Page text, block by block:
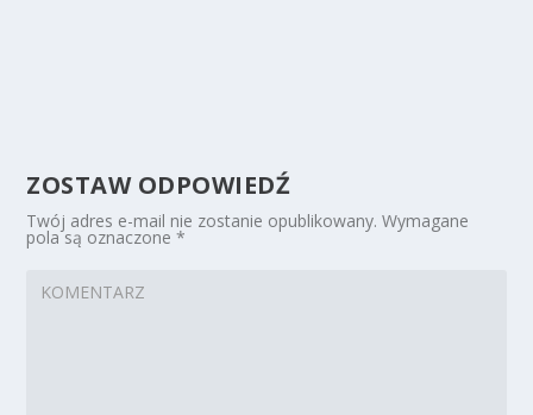
ZOSTAW ODPOWIEDŹ
Twój adres e-mail nie zostanie opublikowany. Wymagane
pola są oznaczone*